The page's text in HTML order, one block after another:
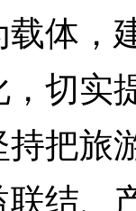
体，
切实
把旅
结、